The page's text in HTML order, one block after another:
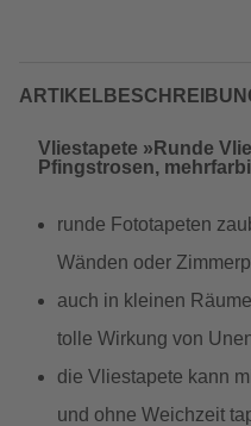
Vliestapete »Runde
Pfingstrosen,
runde Fototapeten
Wänden oder
auch in kleinen
tolle Wirkung von
die Vliestapete kann
und ohne Weichzeit